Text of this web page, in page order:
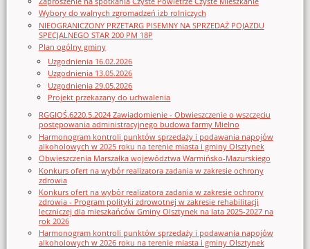
Wybory do walnych zgromadzeń izb rolniczych
NIEOGRANICZONY PRZETARG PISEMNY NA SPRZEDAŻ POJAZDU
SPECJALNEGO STAR 200 PM 18P
Plan ogólny gminy
Uzgodnienia 16.02.2026
Uzgodnienia 13.05.2026
Uzgodnienia 29.05.2026
Projekt przekazany do uchwalenia
RGGIOŚ.6220.5.2024 Zawiadomienie - Obwieszczenie o wszczęciu
postępowania administracyjnego budowa farmy Mielno
Harmonogram kontroli punktów sprzedaży i podawania napojów
alkoholowych w 2025 roku na terenie miasta i gminy Olsztynek
Obwieszczenia Marszałka województwa Warmińsko-Mazurskiego
Konkurs ofert na wybór realizatora zadania w zakresie ochrony
zdrowia
Konkurs ofert na wybór realizatora zadania w zakresie ochrony
zdrowia - Program polityki zdrowotnej w zakresie rehabilitacji
leczniczej dla mieszkańców Gminy Olsztynek na lata 2025-2027 na
rok 2026
Harmonogram kontroli punktów sprzedaży i podawania napojów
alkoholowych w 2026 roku na terenie miasta i gminy Olsztynek